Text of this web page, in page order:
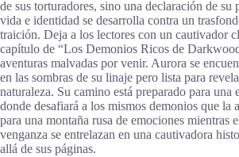
de sus torturadores, sino una declaración de su
vida e identidad se desarrolla contra un
traición. Deja a los lectores con un cautivador
capítulo de “Los Demonios Ricos de
aventuras malvadas por venir. Aurora se
en las sombras de su linaje pero lista para
naturaleza. Su camino está preparado para una
donde desafiará a los mismos demonios que la
para una montaña rusa de emociones mientras
venganza se entrelazan en una cautivadora
allá de sus páginas.